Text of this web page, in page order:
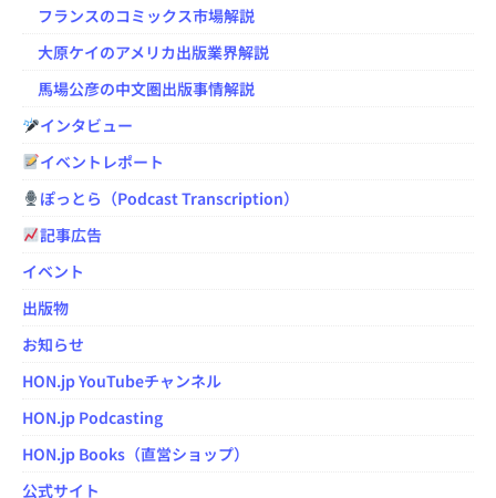
フランスのコミックス市場解説
大原ケイのアメリカ出版業界解説
馬場公彦の中文圏出版事情解説
インタビュー
イベントレポート
ぽっとら（Podcast Transcription）
記事広告
イベント
出版物
お知らせ
HON.jp YouTubeチャンネル
HON.jp Podcasting
HON.jp Books（直営ショップ）
公式サイト